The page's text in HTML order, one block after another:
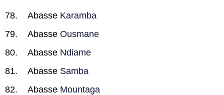
Abasse Karamba
Abasse Ousmane
Abasse Ndiame
Abasse Samba
Abasse Mountaga